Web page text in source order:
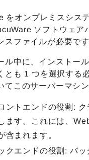
をオンプレミスシス
ソフトウェア
スファイルが必要です
ル中に、インストー
とも 1 つ を選択する
てこのサーバーマシ
ントエンドの役割:
ます。これには、
含まれます。
クエンドの役割: バ